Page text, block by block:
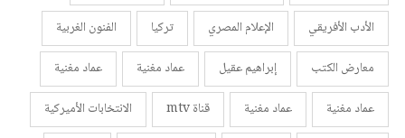
الأدب الأفريقي
الإعلام المصري تركيا
الفنون الغربية
معارض الكتب
إبراهيم عقيل عماد مغنية
عماد مغنية
عماد مغنية
عماد مغنية قناة mtv
الانتخابات الأميركية